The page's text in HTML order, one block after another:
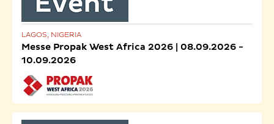
LAGOS, NIGERIA
Messe Propak West Africa 2026 | 08.09.2026 -
10.09.2026